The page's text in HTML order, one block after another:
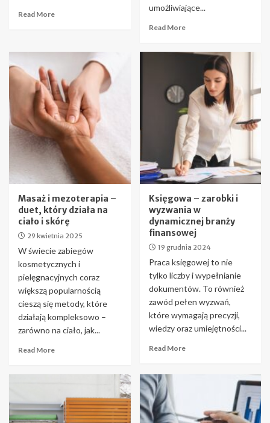
Read More
umożliwiające...
Read More
Masaż i mezoterapia –
duet, który działa na
ciało i skórę
29 kwietnia 2025
W świecie zabiegów
kosmetycznych i
pielęgnacyjnych coraz
większą popularnością
cieszą się metody, które
działają kompleksowo –
zarówno na ciało, jak...
Read More
Księgowa – zarobki i
wyzwania w
dynamicznej branży
finansowej
19 grudnia 2024
Praca księgowej to nie
tylko liczby i wypełnianie
dokumentów. To również
zawód pełen wyzwań,
które wymagają precyzji,
wiedzy oraz umiejętności...
Read More